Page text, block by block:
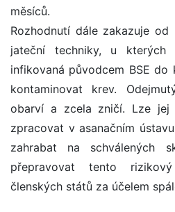
měsíců.
Rozhodnutí dále zakazuje od
jateční techniky, u
infikovaná původcem BSE
kontaminovat krev.
obarví a zcela zničí. Lze jej
zpracovat v asanačním
zahrabat na schválených
přepravovat tento
členských států za účelem